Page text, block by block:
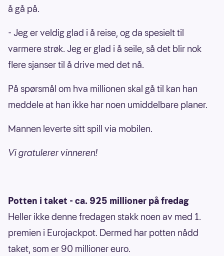
å gå på.
- Jeg er veldig glad i å reise, og da spesielt til
varmere strøk. Jeg er glad i å seile, så det blir nok
flere sjanser til å drive med det nå.
På spørsmål om hva millionen skal gå til kan han
meddele at han ikke har noen umiddelbare planer.
Mannen leverte sitt spill via mobilen.
Vi gratulerer vinneren!
Potten i taket - ca. 925 millioner på fredag
Heller ikke denne fredagen stakk noen av med 1.
premien i Eurojackpot. Dermed har potten nådd
taket, som er 90 millioner euro.